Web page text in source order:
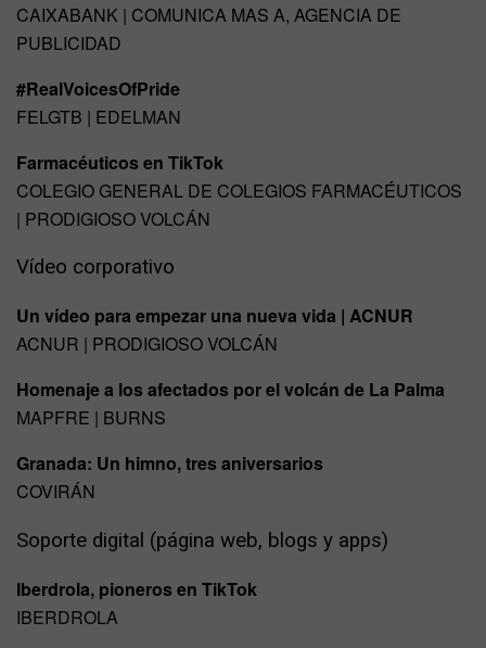
CAIXABANK | COMUNICA MAS A, AGENCIA DE
PUBLICIDAD
#RealVoicesOfPride
FELGTB | EDELMAN
Farmacéuticos en TikTok
COLEGIO GENERAL DE COLEGIOS FARMACÉUTICOS
| PRODIGIOSO VOLCÁN
Vídeo corporativo
Un vídeo para empezar una nueva vida | ACNUR
ACNUR | PRODIGIOSO VOLCÁN
Homenaje a los afectados por el volcán de La Palma
MAPFRE | BURNS
Granada: Un himno, tres aniversarios
COVIRÁN
Soporte digital (página web, blogs y apps)
Iberdrola, pioneros en TikTok
IBERDROLA